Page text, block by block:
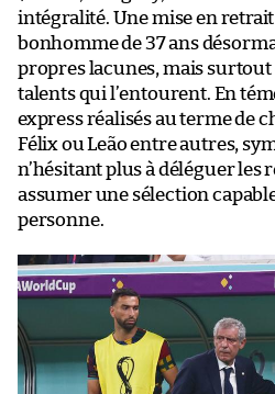
intégralité. Une mise en
bonhomme de 37 ans
propres lacunes, mais
talents qui l’entourent. En
express réalisés au terme de
Félix ou Leão entre autres,
n’hésitant plus à déléguer les
assumer une sélection
personne.